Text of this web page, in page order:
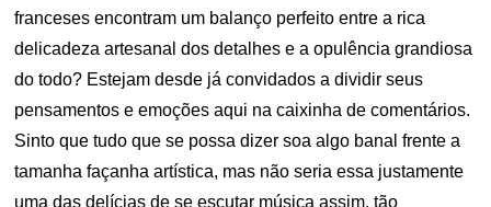
franceses encontram um balanço perfeito entre a rica
delicadeza artesanal dos detalhes e a opulência grandiosa
do todo? Estejam desde já convidados a dividir seus
pensamentos e emoções aqui na caixinha de comentários.
Sinto que tudo que se possa dizer soa algo banal frente a
tamanha façanha artística, mas não seria essa justamente
uma das delícias de se escutar música assim, tão